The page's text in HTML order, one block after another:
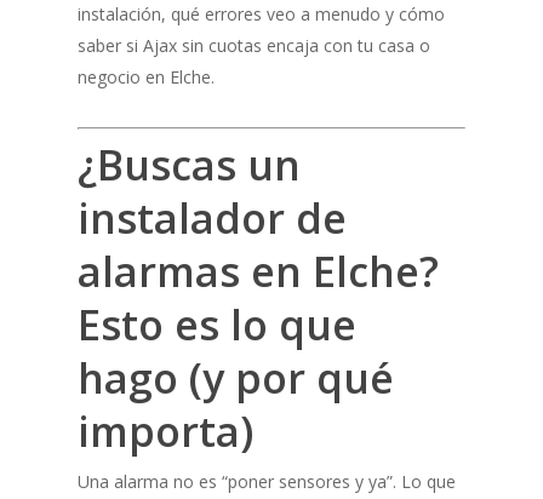
instalación, qué errores veo a menudo y cómo
saber si Ajax sin cuotas encaja con tu casa o
negocio en Elche.
¿Buscas un
instalador de
alarmas en Elche?
Esto es lo que
hago (y por qué
importa)
Una alarma no es “poner sensores y ya”. Lo que